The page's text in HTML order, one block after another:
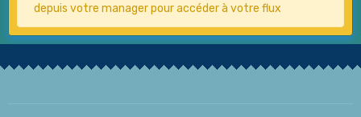
depuis votre manager pour accéder à votre flux